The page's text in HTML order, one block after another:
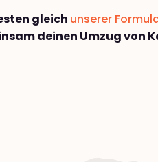
gleich unserer
deinen Umzug von